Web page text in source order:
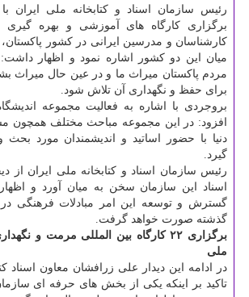
رئیس سازمان اسناد و كتابخانه ملی ایران با
برگزاری كارگاه های آموزشی و بهره
كارشناسان و مدرسین ایرانی در كشور
میان این دو كشور اشاره نمود و اظهار
مردم پاكستان میراث ما و در عین حال میراث
برای حفظ و نگهداری آن تلاش شود.
بروجردی با اشاره به فعالیت مجموعه
افزود: در این مجموعه مباحث مختلف همچون
دنیا با حضور اساتید و اندیشمندان مورد
گیرد.
رئیس سازمان اسناد و كتابخانه ملی ایران از
اسناد این سازمان سخن به میان آورد و
گسترش و توسعه این امر مبادلات فرهنگی در
گذشته صورت خواهد گرفت.
برگزاری ۲۲ كارگاه بین المللی مرمت و
ملی
در ادامه این دیدار علی زرافشان معاون اسناد
تاكید بر اینكه یكی از بخش های حرفه ای